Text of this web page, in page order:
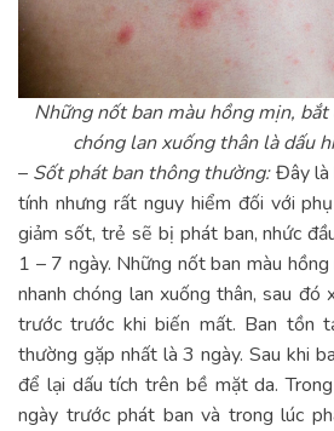
Những nốt ban màu hồng mịn,
chóng lan xuống thân là dấu
– Sốt phát ban thông thường:Đây là
tính nhưng rất nguy hiểm đối với
giảm sốt, trẻ sẽ bị phát ban, nhức
1 – 7 ngày. Những nốt ban màu
nhanh chóng lan xuống thân, sau đó
trước trước khi biến mất. Ban tồn
thường gặp nhất là 3 ngày. Sau khi
để lại dấu tích trên bề mặt da.
ngày trước phát ban và trong lúc